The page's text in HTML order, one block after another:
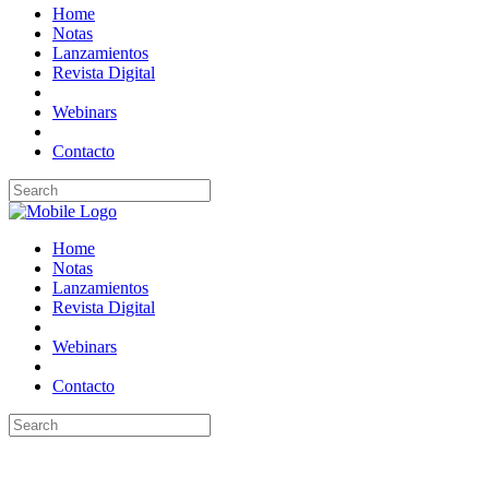
Home
Notas
Lanzamientos
Revista Digital
Webinars
Contacto
Home
Notas
Lanzamientos
Revista Digital
Webinars
Contacto